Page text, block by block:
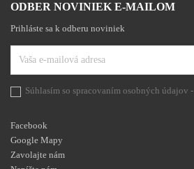
ODBER NOVINIEK E-MAILOM
Prihláste sa k odberu noviniek
Súhlasím so spracovaním osobných údajov -
Facebook
Google Mapy
Zavolajte nám